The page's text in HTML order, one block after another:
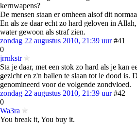
kernwapens?
De mensen staan er omheen alsof dit
En als ze daar echt zo hard geloven in
water gewoon als straf zien.
zondag 22 augustus 2010, 21:39 uur #41
0
jrrnkstr
Sta je daar, met een stok zo hard als je kan
gezicht en z'n ballen te slaan tot ie dood is.
genomineerd voor de volgende zondvloed.
zondag 22 augustus 2010, 21:39 uur #42
0
Wa3ra
You break it, You buy it.